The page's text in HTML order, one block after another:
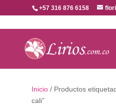
+57 316 876 6158
Inicio/ Productos
cali”